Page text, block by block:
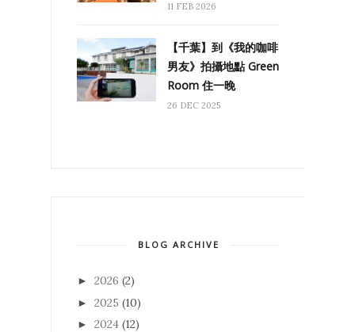
11 FEB 2026
【千葉】到《我的咖啡
男友》拍攝地點 Green
Room 住一晚
26 DEC 2025
BLOG ARCHIVE
► 2026 (2)
► 2025 (10)
► 2024 (12)